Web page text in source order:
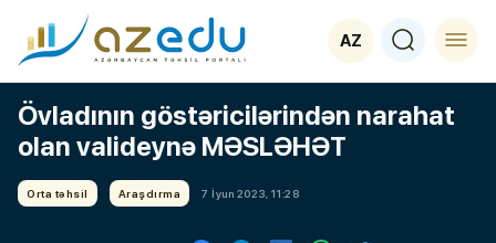
AZ
Övladının göstəricilərindən narahat
olan valideynə MƏSLƏHƏT
Orta təhsil Araşdırma 7 İyun 2023, 11:28